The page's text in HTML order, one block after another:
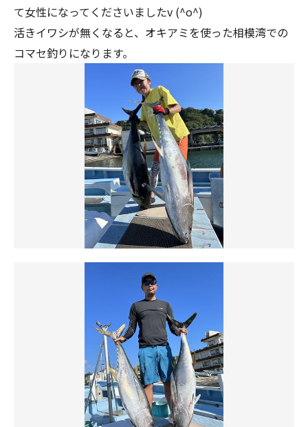
て女性になってくださいましたv (^o^)
活きイワシが無くなると、オキアミを使った相模湾での
コマセ釣りになります。